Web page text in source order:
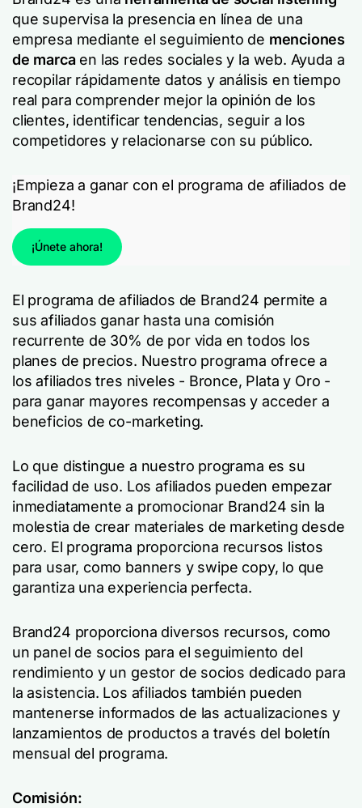
que supervisa la presencia en línea de una
empresa mediante el seguimiento de menciones
de marcaen las redes sociales y la web. Ayuda a
recopilar rápidamente datos y análisis en tiempo
real para comprender mejor la opinión de los
clientes, identificar tendencias, seguir a los
competidores y relacionarse con su público.
¡Empieza a ganar con el programa de afiliados de
Brand24!
¡Únete ahora!
El programa de afiliados de Brand24 permite a
sus afiliados ganar hasta una comisión
recurrente de 30% de por vida en todos los
planes de precios. Nuestro programa ofrece a
los afiliados tres niveles - Bronce, Plata y Oro -
para ganar mayores recompensas y acceder a
beneficios de co-marketing.
Lo que distingue a nuestro programa es su
facilidad de uso. Los afiliados pueden empezar
inmediatamente a promocionar Brand24 sin la
molestia de crear materiales de marketing desde
cero. El programa proporciona recursos listos
para usar, como banners y swipe copy, lo que
garantiza una experiencia perfecta.
Brand24 proporciona diversos recursos, como
un panel de socios para el seguimiento del
rendimiento y un gestor de socios dedicado para
la asistencia. Los afiliados también pueden
mantenerse informados de las actualizaciones y
lanzamientos de productos a través del boletín
mensual del programa.
Comisión: